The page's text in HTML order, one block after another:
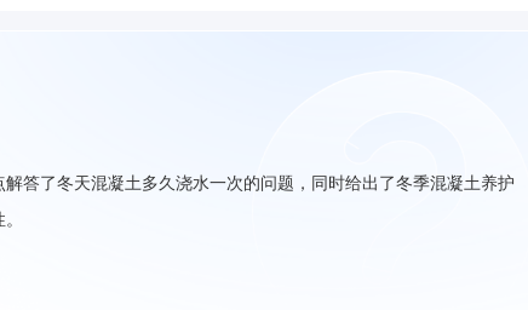
答了冬天混凝土多久浇水一次的问题，同时给出了冬季混凝土养护